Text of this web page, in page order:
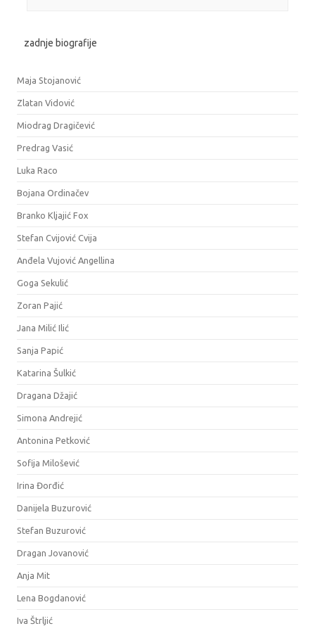
zadnje biografije
Maja Stojanović
Zlatan Vidović
Miodrag Dragičević
Predrag Vasić
Luka Raco
Bojana Ordinačev
Branko Kljajić Fox
Stefan Cvijović Cvija
Anđela Vujović Angellina
Goga Sekulić
Zoran Pajić
Jana Milić Ilić
Sanja Papić
Katarina Šulkić
Dragana Džajić
Simona Andrejić
Antonina Petković
Sofija Milošević
Irina Đorđić
Danijela Buzurović
Stefan Buzurović
Dragan Jovanović
Anja Mit
Lena Bogdanović
Iva Štrljić